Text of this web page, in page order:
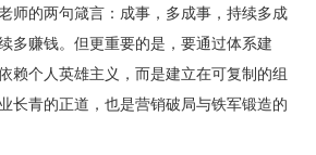
师的两句箴言：成事，多成事，持续多成
多赚钱。但更重要的是，要通过体系建
赖个人英雄主义，而是建立在可复制的组
长青的正道，也是营销破局与铁军锻造的